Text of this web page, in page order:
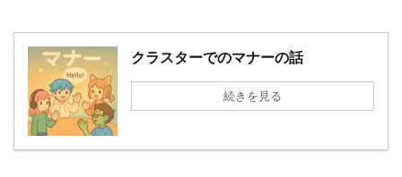
クラスターでのマナーの話
続きを見る